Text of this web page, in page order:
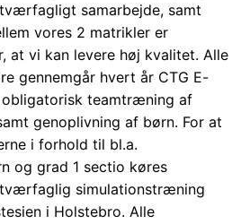
samarbejde, samt
vores 2 matrikler er
at vi kan levere høj kvalitet. Alle
gennemgår hvert år CTG E-
teamtræning af
genoplivning af børn. For at
i forhold til bl.a.
og grad 1 sectio køres
simulationstræning
i Holstebro. Alle